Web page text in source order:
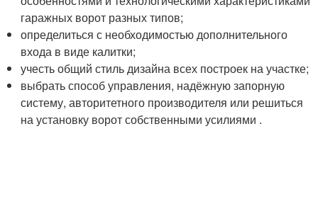
гаражных ворот разных типов;
определиться с необходимостью дополнительного
входа в виде калитки;
учесть общий стиль дизайна всех построек на участке;
выбрать способ управления, надёжную запорную
систему, авторитетного производителя или решиться
на установку ворот собственными усилиями .